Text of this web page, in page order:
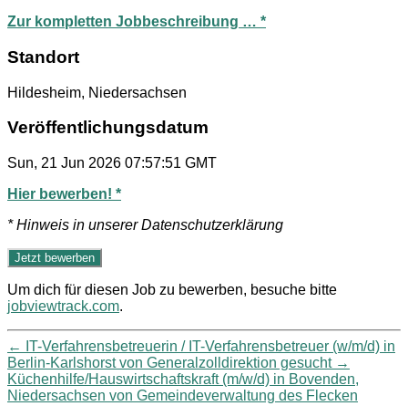
Zur kompletten Jobbeschreibung … *
Standort
Hildesheim, Niedersachsen
Veröffentlichungsdatum
Sun, 21 Jun 2026 07:57:51 GMT
Hier bewerben! *
* Hinweis in unserer Datenschutzerklärung
Um dich für diesen Job zu bewerben, besuche bitte
jobviewtrack.com.
←
IT-Verfahrensbetreuerin / IT-Verfahrensbetreuer (w/m/d) in
Berlin-Karlshorst von Generalzolldirektion gesucht →
Küchenhilfe/Hauswirtschaftskraft (m/w/d) in Bovenden,
Niedersachsen von Gemeindeverwaltung des Flecken